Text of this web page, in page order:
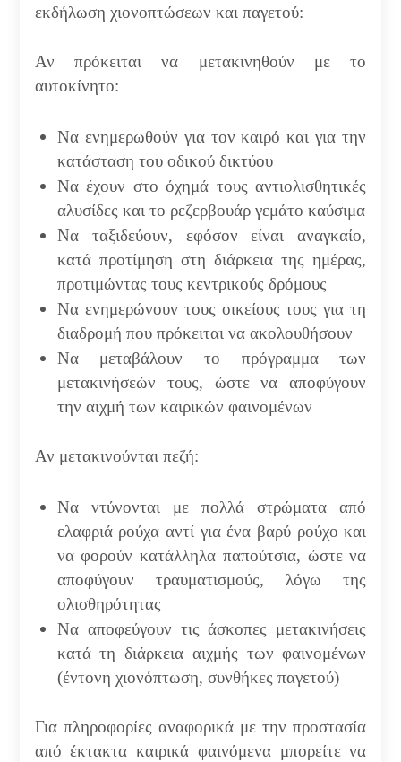
εκδήλωση χιονοπτώσεων και παγετού:
Αν πρόκειται να μετακινηθούν με το
αυτοκίνητο:
Να ενημερωθούν για τον καιρό και για την
κατάσταση του οδικού δικτύου
Να έχουν στο όχημά τους αντιολισθητικές
αλυσίδες και το ρεζερβουάρ γεμάτο καύσιμα
Να ταξιδεύουν, εφόσον είναι αναγκαίο,
κατά προτίμηση στη διάρκεια της ημέρας,
προτιμώντας τους κεντρικούς δρόμους
Να ενημερώνουν τους οικείους τους για τη
διαδρομή που πρόκειται να ακολουθήσουν
Να μεταβάλουν το πρόγραμμα των
μετακινήσεών τους, ώστε να αποφύγουν
την αιχμή των καιρικών φαινομένων
Αν μετακινούνται πεζή:
Να ντύνονται με πολλά στρώματα από
ελαφριά ρούχα αντί για ένα βαρύ ρούχο και
να φορούν κατάλληλα παπούτσια, ώστε να
αποφύγουν τραυματισμούς, λόγω της
ολισθηρότητας
Να αποφεύγουν τις άσκοπες μετακινήσεις
κατά τη διάρκεια αιχμής των φαινομένων
(έντονη χιονόπτωση, συνθήκες παγετού)
Για πληροφορίες αναφορικά με την προστασία
από έκτακτα καιρικά φαινόμενα μπορείτε να